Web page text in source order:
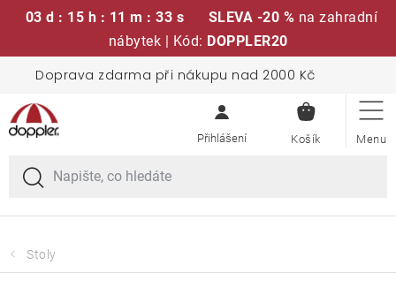
03 d : 15 h : 11 m : 32 s SLEVA -20 % na zahradní
nábytek | Kód: DOPPLER20
obsah
Doprava zdarma při nákupu nad 2000 Kč
KOŠÍK
Sedací soupravy
Slunečníky
Křesla a židle
Stoly